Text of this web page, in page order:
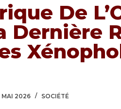
De
Dernière
MAI 2026 SOCIÉTÉ